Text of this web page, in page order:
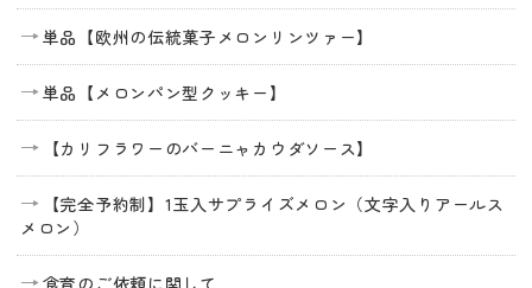
単品【欧州の伝統菓子メロンリンツァー】
単品【メロンパン型クッキー】
【カリフラワーのバーニャカウダソース】
【完全予約制】1玉入サプライズメロン（文字入りアールス
メロン）